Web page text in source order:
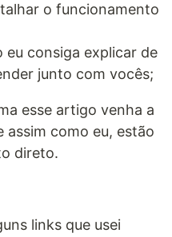
o funcionamento
eu consiga explicar de
junto com vocês;
esse artigo venha a
assim como eu, estão
direto.
links que usei